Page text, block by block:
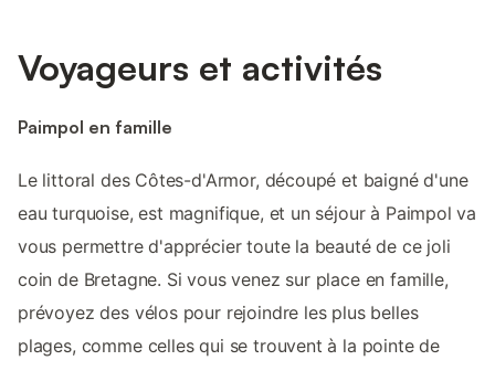
Voyageurs et activités
Paimpol en famille
Le littoral des Côtes-d'Armor, découpé et baigné d'une
eau turquoise, est magnifique, et un séjour à Paimpol va
vous permettre d'apprécier toute la beauté de ce joli
coin de Bretagne. Si vous venez sur place en famille,
prévoyez des vélos pour rejoindre les plus belles
plages, comme celles qui se trouvent à la pointe de